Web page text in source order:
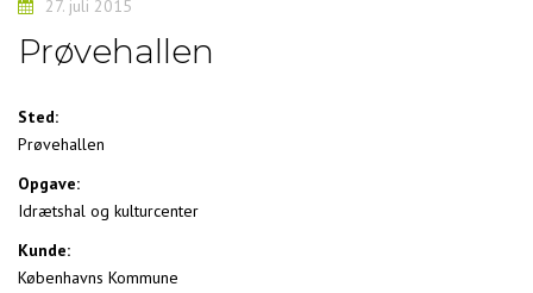
27. juli 2015
Prøvehallen
Sted:
Prøvehallen
Opgave:
Idrætshal og kulturcenter
Kunde:
Københavns Kommune